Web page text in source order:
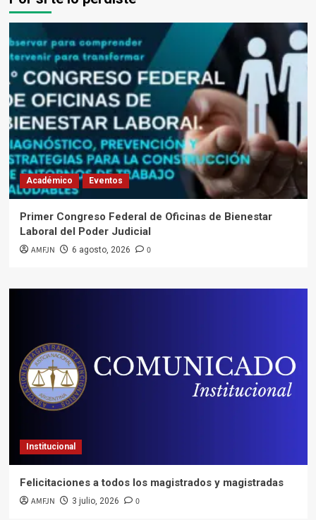
Académico Eventos
Primer Congreso Federal de Oficinas de Bienestar
Laboral del Poder Judicial
AMFJN 6 agosto, 2026 0
Institucional
Felicitaciones a todos los magistrados y magistradas
AMFJN 3 julio, 2026 0